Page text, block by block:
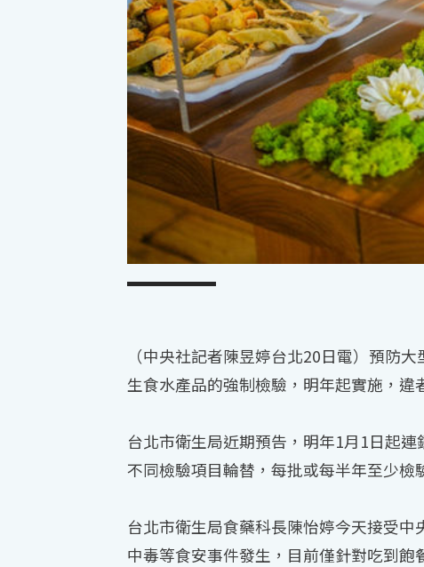
（中央社記者陳昱婷台北20日電）預防
生食水產品的強制檢驗，明年起實施，違
台北市衛生局近期預告，明年1月1日起
不同檢驗項目輪替，每批或每半年至少
台北市衛生局食藥科長陳怡婷今天接受
中毒等食安事件發生，目前僅針對吃到